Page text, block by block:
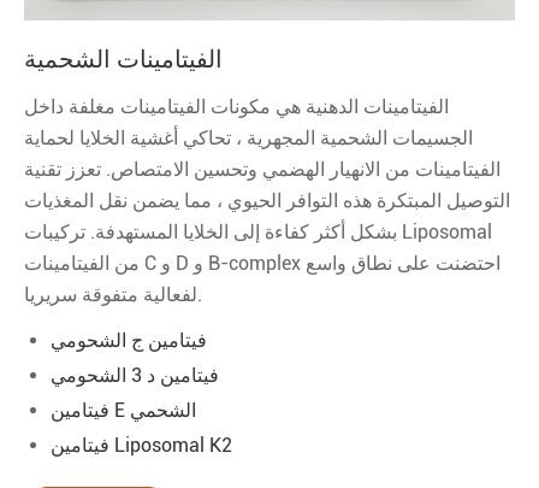
الفيتامينات الشحمية
الفيتامينات الدهنية هي مكونات الفيتامينات مغلفة داخل
الجسيمات الشحمية المجهرية ، تحاكي أغشية الخلايا لحماية
الفيتامينات من الانهيار الهضمي وتحسين الامتصاص. تعزز تقنية
التوصيل المبتكرة هذه التوافر الحيوي ، مما يضمن نقل المغذيات
بشكل أكثر كفاءة إلى الخلايا المستهدفة. تركيبات Liposomal
من الفيتامينات C و D و B-complex احتضنت على نطاق واسع
لفعالية متفوقة سريريا.
فيتامين ج الشحومي
فيتامين د 3 الشحومي
فيتامين E الشحمي
فيتامين Liposomal K2